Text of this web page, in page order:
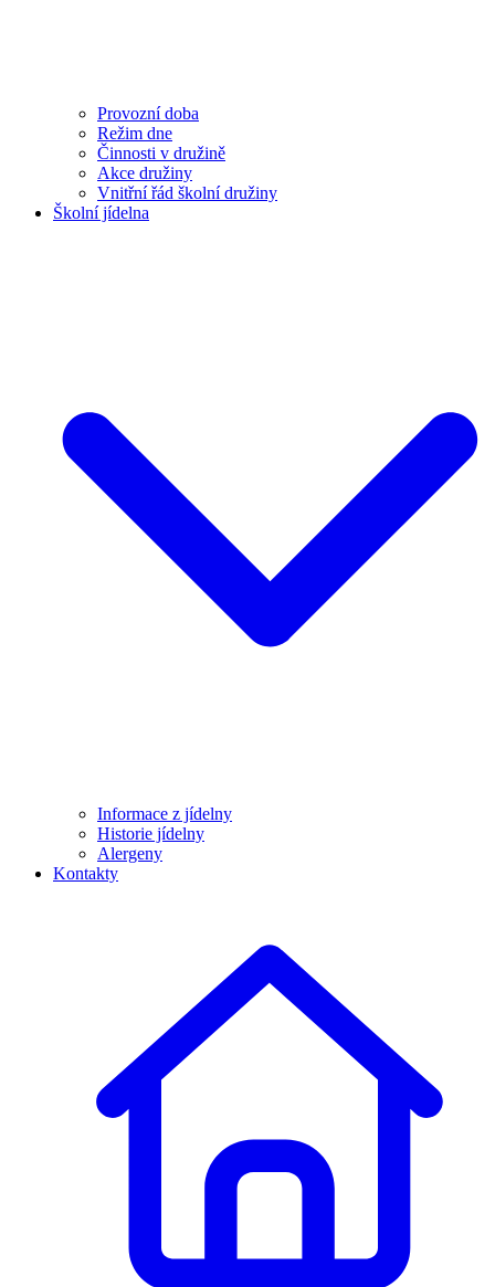
Provozní doba
Režim dne
Činnosti v družině
Akce družiny
Vnitřní řád školní družiny
Školní jídelna
Informace z jídelny
Historie jídelny
Alergeny
Kontakty